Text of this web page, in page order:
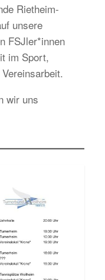
Rietheim-
unsere
FSJler*innen
im Sport,
wir uns